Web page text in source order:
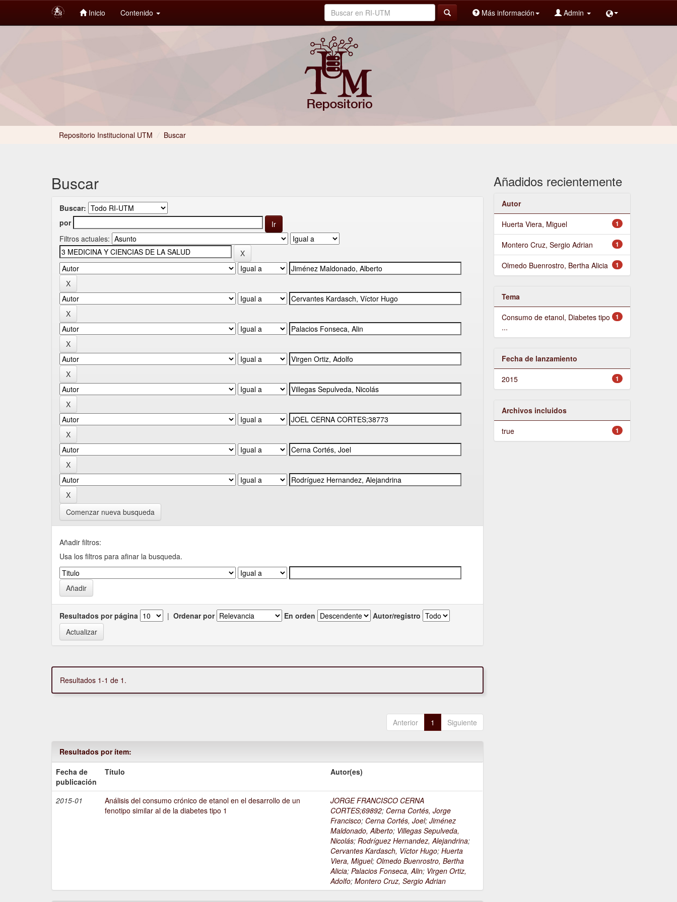
Inicio Contenido Más información Admin
Repositorio Institucional UTM / Buscar
Buscar
Buscar:
por
Filtros actuales:
Comenzar nueva busqueda
Añadir filtros:
Usa los filtros para afinar la busqueda.
Resultados por página | Ordenar por En orden Autor/registro
Resultados 1-1 de 1.
Anterior 1 Siguiente
Resultados por ítem:
Fecha de
publicación
Título Autor(es)
2015-01
Análisis del consumo crónico de etanol en el desarrollo de un
fenotipo similar al de la diabetes tipo 1
JORGE FRANCISCO CERNA
CORTES;69892; Cerna Cortés, Jorge
Francisco; Cerna Cortés, Joel;Jiménez
Maldonado, Alberto; Villegas Sepulveda,
Nicolás;Rodríguez Hernandez, Alejandrina;
Cervantes Kardasch, Víctor Hugo;Huerta
Viera, Miguel;Olmedo Buenrostro, Bertha
Alicia;Palacios Fonseca, Alin; Virgen Ortiz,
Adolfo;Montero Cruz, Sergio Adrian
Añadidos recientemente
Autor
1
Huerta Viera, Miguel
1
Montero Cruz, Sergio Adrian
1
Olmedo Buenrostro, Bertha Alicia
Tema
1
Consumo de etanol, Diabetes tipo
...
Fecha de lanzamiento
1
2015
Archivos incluidos
1
true